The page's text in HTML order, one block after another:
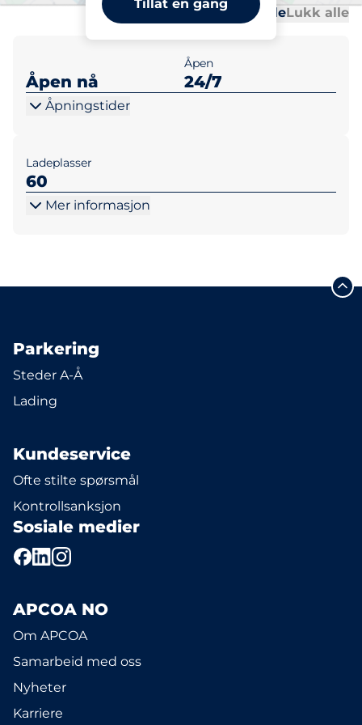
Tillat en gang
Åpne alleLukk alle
Åpen nå
Åpen
24/7
Åpningstider
Ladeplasser
60
Mer informasjon
Parkering
Steder A-Å
Lading
Kundeservice
Ofte stilte spørsmål
Kontrollsanksjon
Sosiale medier
APCOA NO
Om APCOA
Samarbeid med oss
Nyheter
Karriere